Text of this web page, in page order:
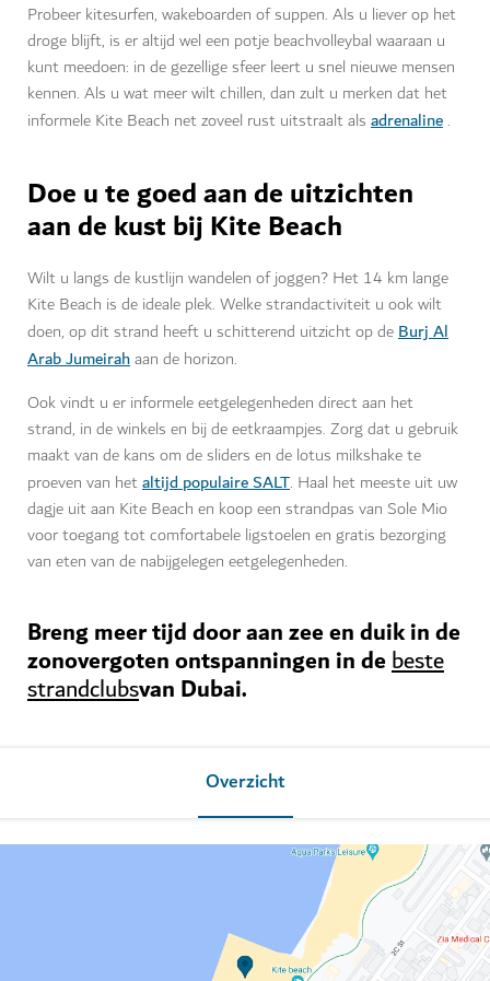
Probeer kitesurfen, wakeboarden of suppen. Als u liever op het
droge blijft, is er altijd wel een potje beachvolleybal waaraan u
kunt meedoen: in de gezellige sfeer leert u snel nieuwe mensen
kennen. Als u wat meer wilt chillen, dan zult u merken dat het
informele Kite Beach net zoveel rust uitstraalt als adrenaline.
Doe u te goed aan de uitzichten
aan de kust bij Kite Beach
Wilt u langs de kustlijn wandelen of joggen? Het 14 km lange
Kite Beach is de ideale plek. Welke strandactiviteit u ook wilt
doen, op dit strand heeft u schitterend uitzicht op deBurj Al
Arab Jumeirahaan de horizon.
Ook vindt u er informele eetgelegenheden direct aan het
strand, in de winkels en bij de eetkraampjes. Zorg dat u gebruik
maakt van de kans om de sliders en de lotus milkshake te
proeven van hetaltijd populaire SALT. Haal het meeste uit uw
dagje uit aan Kite Beach en koop een strandpas van Sole Mio
voor toegang tot comfortabele ligstoelen en gratis bezorging
van eten van de nabijgelegen eetgelegenheden.
Breng meer tijd door aan zee en duik in de
zonovergoten ontspanningen in debeste
strandclubsvan Dubai.
Overzicht